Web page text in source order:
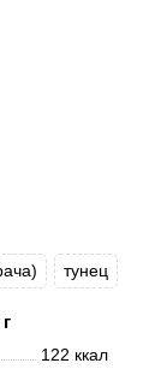
тунец
122 ккал